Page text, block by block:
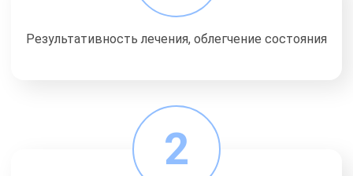
Результативность лечения, облегчение состояния
2